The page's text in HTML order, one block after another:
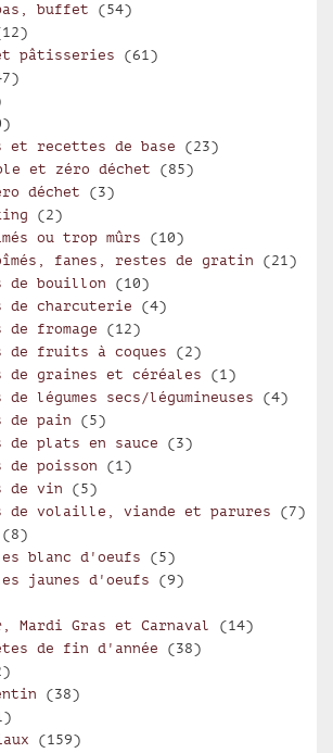
buffet (54)
pâtisseries (61)
et recettes de base (23)
et zéro déchet (85)
déchet (3)
(2)
ou trop mûrs (10)
fanes, restes de gratin (21)
de bouillon (10)
de charcuterie (4)
de fromage (12)
de fruits à coques (2)
de graines et céréales (1)
légumes secs/légumineuses (4)
de pain (5)
de plats en sauce (3)
de poisson (1)
de vin (5)
de volaille, viande et parures (7)
blanc d'oeufs (5)
jaunes d'oeufs (9)
Mardi Gras et Carnaval (14)
de fin d'année (38)
(38)
(159)